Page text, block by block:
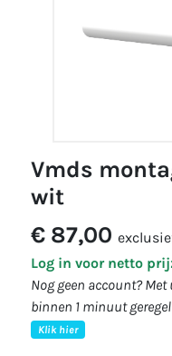
vmds montagesnoer 0,75mm2
wit
€ 87,00
Log in voor netto
Nog geen account?
binnen 1 minuut
Klik hier